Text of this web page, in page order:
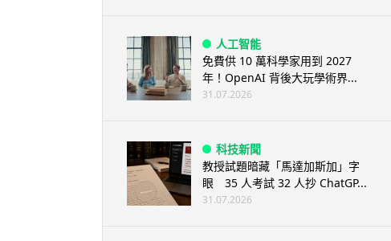
人工智能
免費供 10 萬科學家用到 2027
年！OpenAI 背後大玩學術界...
31.07.2026
科技新聞
教授試題暗藏「馬達加斯加」字
眼 35 人考試 32 人抄 ChatGP...
31.07.2026